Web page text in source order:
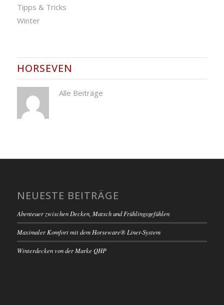
Tipps & Tricks
Winter
HORSEVEN
Alle Beiträge
NEUESTE BEITRÄGE
Abenteuer zwischen Decken, Matsch und Frühlingsgefühlen
Maximaler Komfort mit dem Horseware® Liner-System
Winterdecken von der Marke QHP